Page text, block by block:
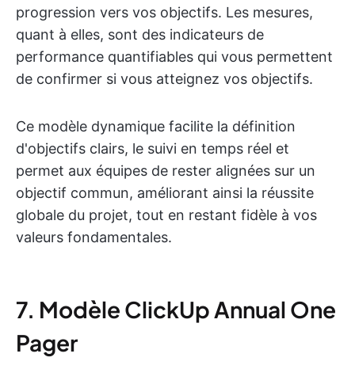
progression vers vos objectifs. Les mesures,
quant à elles, sont des indicateurs de
performance quantifiables qui vous permettent
de confirmer si vous atteignez vos objectifs.
Ce modèle dynamique facilite la définition
d'objectifs clairs, le suivi en temps réel et
permet aux équipes de rester alignées sur un
objectif commun, améliorant ainsi la réussite
globale du projet, tout en restant fidèle à vos
valeurs fondamentales.
7. Modèle ClickUp Annual One
Pager